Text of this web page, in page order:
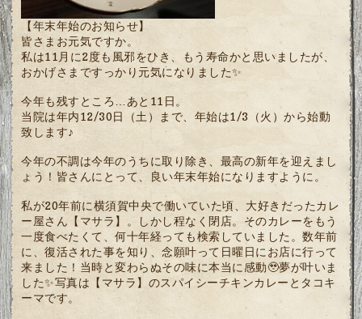
【年末年始のお知らせ】
皆さまお元気ですか。
私は11月に2度も風邪をひき、もう寿命かと思いましたが、
おかげさまですっかり元気になりました✨
今年も残すところ…あと11日。
当院は年内12/30日（土）まで、年始は1/3（火）から始動
致します♪
今年の不調は今年のうちに取り除き、最高の新年を迎えまし
ょう！皆さんにとって、良い年末年始になりますように。
私が20年前に横須賀中央で働いていた頃、大好きだったカレ
ー屋さん【マサラ】。しかし程なく閉店。そのカレーをもう
一度食べたくて、何十年経っても検索していました。数年前
に、復活された事を知り、念願叶って日曜日にお店に行って
来ました！当時と変わらぬその味に本当に感動🥹夢が叶いま
した✨写真は【マサラ】のスパイシーチキンカレーとタコキ
ーマです。